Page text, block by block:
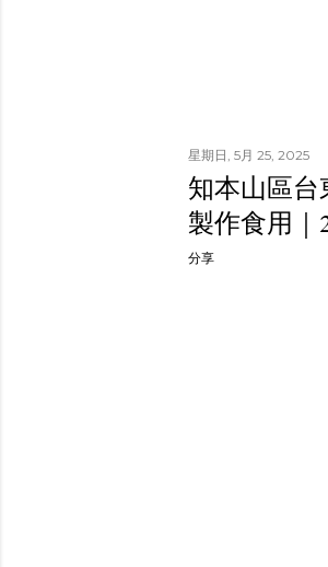
星期日, 5月 25, 2025
知本山區
製作食用｜
分享